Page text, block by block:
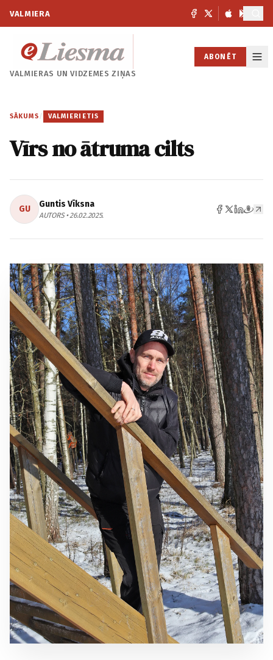
VALMIERA
VALMIERAS UNVIDZEMES ZIŅAS
ABONĒT
SĀKUMS / VALMIERIETIS
Vīrs no ātruma cilts
GU Guntis Vīksna
AUTORS • 26.02.2025.